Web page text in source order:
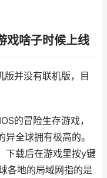
戏啥子时候上线
并没有联机版，目
的冒险生存游戏，
全球拥有极高的。
下载后在游戏里按y键
各地的局域网指的是